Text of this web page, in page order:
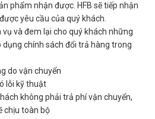
phẩm nhận được. HFB sẽ tiếp nhận
yêu cầu của quý khách.
và đem lại cho quý khách những
chính sách đổi trả hàng trong
do vận chuyển
lỗi kỹ thuật
không phải trả phí vận chuyển,
chịu toàn bộ